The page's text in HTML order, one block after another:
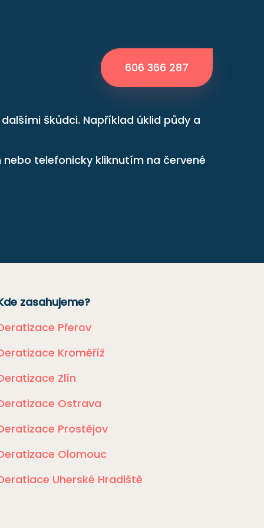
606 366 287
škůdci. Například úklid půdy a
telefonicky kliknutím na červené
zasahujeme?
Přerov
Kroměříž
Zlín
Ostrava
Prostějov
Olomouc
Uherské Hradiště